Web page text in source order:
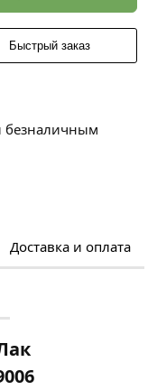
Быстрый заказ
безналичным
Доставка и оплата